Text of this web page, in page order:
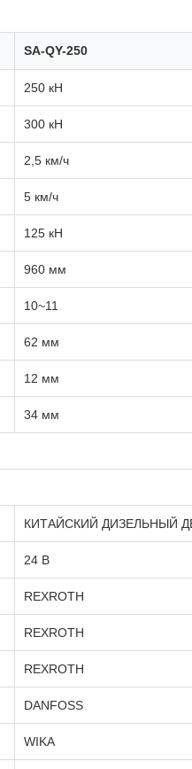
SA-QY-250
250 кН
300 кН
2,5 км/ч
5 км/ч
125 кН
960 мм
10~11
62 мм
12 мм
34 мм
КИТАЙСКИЙ ДИЗЕЛЬНЫЙ
24 В
REXROTH
REXROTH
REXROTH
DANFOSS
WIKA